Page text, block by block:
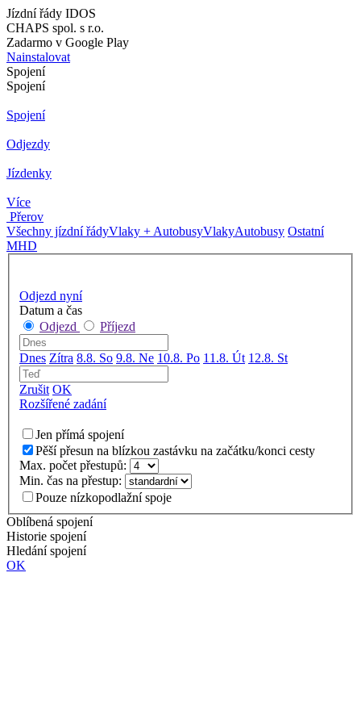
Jízdní řády IDOS
CHAPS spol. s r.o.
Zadarmo v Google Play
Nainstalovat
Spojení
Spojení
Spojení
Odjezdy
Jízdenky
Více
Přerov
Všechny jízdní řádyVlaky + AutobusyVlakyAutobusy Ostatní
MHD
Odjezd nyní
Datum a čas
Odjezd
Příjezd
Dnes Zítra 8.8. So 9.8. Ne 10.8. Po 11.8. Út 12.8. St
Zrušit OK
Rozšířené zadání
Jen přímá spojení
Pěší přesun na blízkou zastávku na začátku/konci cesty
Max. počet přestupů:
Min. čas na přestup:
Pouze nízkopodlažní spoje
Oblíbená spojení
Historie spojení
Hledání spojení
OK